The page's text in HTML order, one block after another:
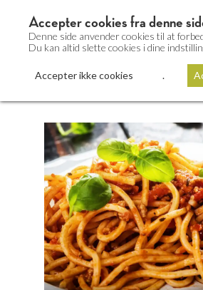
Mødeforplejning
Accepter cookies fra denne
Denne side anvender cookies til at
Du kan altid slette cookies i dine
Accepter ikke cookies .